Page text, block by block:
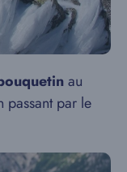
au
passant par le